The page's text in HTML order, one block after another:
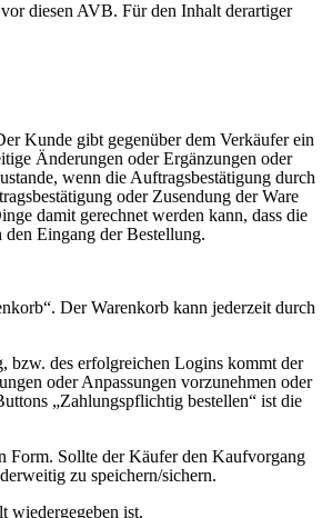
diesen AVB. Für den Inhalt derartiger
Kunde gibt gegenüber dem Verkäufer ein
Änderungen oder Ergänzungen oder
wenn die Auftragsbestätigung durch
oder Zusendung der Ware
damit gerechnet werden kann, dass die
den Eingang der Bestellung.
Der Warenkorb kann jederzeit durch
bzw. des erfolgreichen Logins kommt der
oder Anpassungen vorzunehmen oder
„Zahlungspflichtig bestellen“ ist die
Form. Sollte der Käufer den Kaufvorgang
zu speichern/sichern.
wiedergegeben ist.